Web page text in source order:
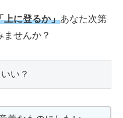
上に登るか」あなた次第
せんか？
い？